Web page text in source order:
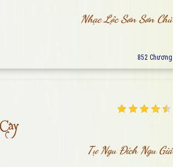
Nhạc Lộc Sơn Sơn Chủ
852 Chương
Tự Ngu Đích Ngu Giả